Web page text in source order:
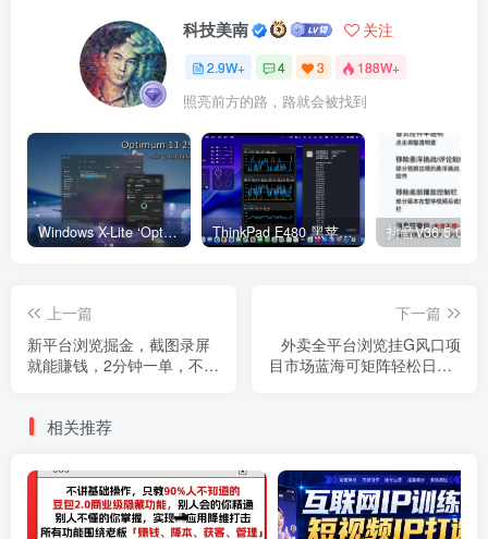
科技美南 关注
2.9W+ 4 3 188W+
照亮前方的路，路就会被找到
Windows X-Lite ‘Optimum 11’ 25H2 Pro v2 ThinkPad E480 黑苹果完美Tahoe的EFI分享（2026.03.01更新） 抖音V36.5.0 内
上一篇
新平台浏览掘金，截图录屏
就能賺钱，2分钟一单，不限
下一篇
外卖全平台浏览挂G风口项
目市场蓝海可矩阵轻松日入5
相关推荐